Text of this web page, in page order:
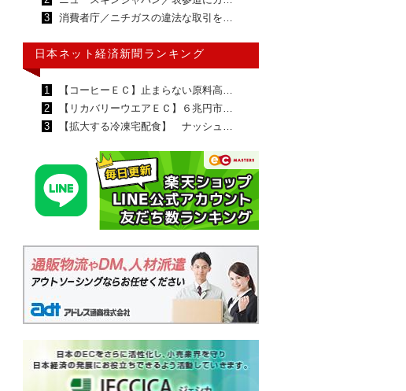
3
消費者庁／ニチガスの違法な取引を…
日本ネット経済新聞ランキング
1
【コーヒーＥＣ】止まらない原料高…
2
【リカバリーウエアＥＣ】６兆円市…
3
【拡大する冷凍宅配食】 ナッシュ…